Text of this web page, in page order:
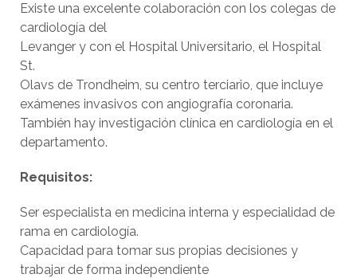
Existe una excelente colaboración con los colegas de
cardiología del
Levanger y con el Hospital Universitario, el Hospital
St.
Olavs de Trondheim, su centro terciario, que incluye
exámenes invasivos con angiografía coronaria.
También hay investigación clínica en cardiología en el
departamento.
Requisitos:
Ser especialista en medicina interna y especialidad de
rama en cardiología.
Capacidad para tomar sus propias decisiones y
trabajar de forma independiente